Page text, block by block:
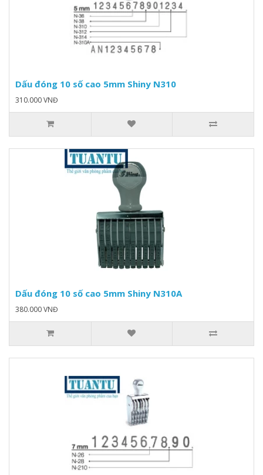
Dấu đóng 10 số cao 5mm Shiny N310
310.000 VNĐ
Dấu đóng 10 số cao 5mm Shiny N310A
380.000 VNĐ